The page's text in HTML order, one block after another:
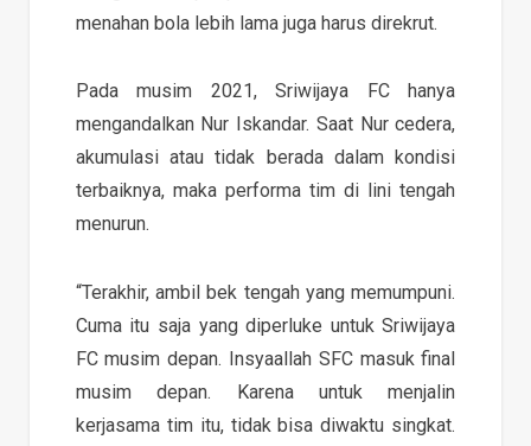
menahan bola lebih lama juga harus direkrut.
Pada musim 2021, Sriwijaya FC hanya
mengandalkan Nur Iskandar. Saat Nur cedera,
akumulasi atau tidak berada dalam kondisi
terbaiknya, maka performa tim di lini tengah
menurun.
“Terakhir, ambil bek tengah yang memumpuni.
Cuma itu saja yang diperluke untuk Sriwijaya
FC musim depan. Insyaallah SFC masuk final
musim depan. Karena untuk menjalin
kerjasama tim itu, tidak bisa diwaktu singkat.